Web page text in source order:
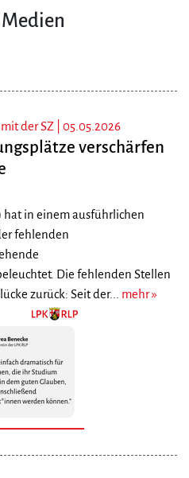
Medien
der SZ | 05.05.2026
verschärfen
hat in einem ausführlichen
fehlenden
Die fehlenden Stellen
zurück: Seit der... mehr